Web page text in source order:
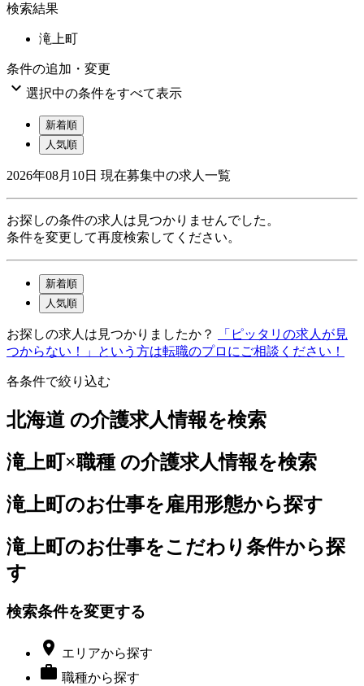
検索結果
滝上町
条件の追加・変更
 選択中の条件をすべて表示
新着順
人気順
2026年08月10日 現在募集中の求人一覧
お探しの条件の求人は見つかりませんでした。
条件を変更して再度検索してください。
新着順
人気順
お探しの求人は見つかりましたか？
「ピッタリの求人が見
つからない！」という方は転職のプロにご相談ください！
各条件で絞り込む
北海道 の介護求人情報を検索
滝上町×職種 の介護求人情報を検索
滝上町のお仕事を雇用形態から探す
滝上町のお仕事をこだわり条件から探
す
検索条件を変更する
 エリアから探す
 職種から探す